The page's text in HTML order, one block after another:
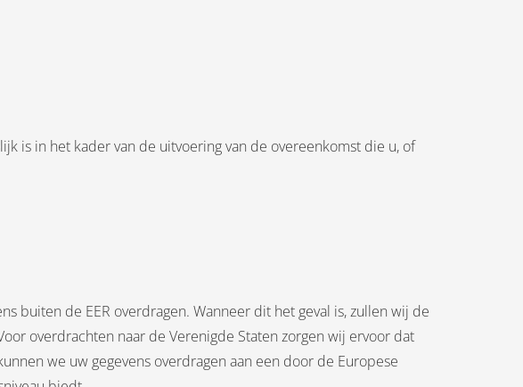
is in het kader van de uitvoering van de overeenkomst die u, of
buiten de EER overdragen. Wanneer dit het geval is, zullen wij de
overdrachten naar de Verenigde Staten zorgen wij ervoor dat
we uw gegevens overdragen aan een door de Europese